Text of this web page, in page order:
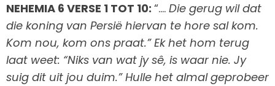
NEHEMIA 6 VERSE 1 TOT 10: “…. Die gerug wil dat
die koning van Persië hiervan te hore sal kom.
Kom nou, kom ons praat.” Ek het hom terug
laat weet: “Niks van wat jy sê, is waar nie. Jy
suig dit uit jou duim.” Hulle het almal geprobeer